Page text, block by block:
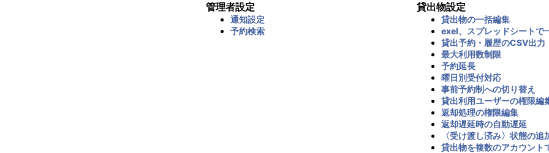
管理者設定
通知設定
予約検索
貸出物設定
貸出物の一括編集
exel、スプレッドシートで
貸出予約・履歴のCSV出力
最大利用数制限
予約延長
曜日別受付対応
事前予約制への切り替え
貸出利用ユーザーの権限編
返却処理の権限編集
返却遅延時の自動遅延
〈受け渡し済み〉状態の追
貸出物を複数のアカウント